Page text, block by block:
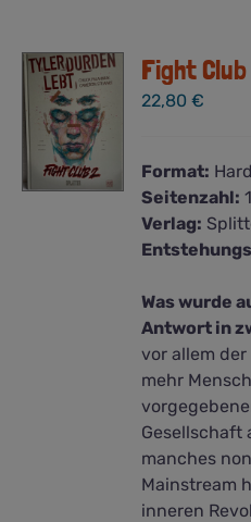
Fight
22,80€
Format:
Seitenzahl:
Verlag:
Was wurde
Antwort in
vor allem der
mehr
Gesellschaft
manches
Mainstream
inneren